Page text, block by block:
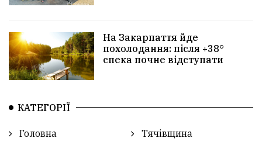
На Закарпаття йде
похолодання: після +38°
спека почне відступати
КАТЕГОРІЇ
Головна
Тячівщина